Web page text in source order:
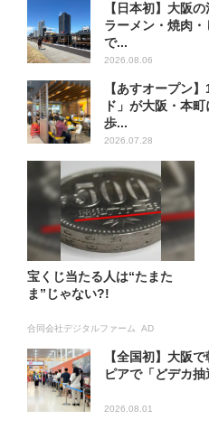
【日本初】大阪
ラーメン・焼肉
で...
2026.08.06
【あすオープン
ド」が大阪・本
歩...
2026.07.28
宝くじ当たる人は“たまた
ま”じゃない?!
合同会社デジタルファーム AD
【全国初】大阪
ピアで「どデカ
2026.08.01